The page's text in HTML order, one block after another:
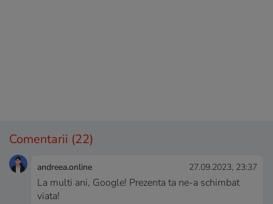
Comentarii (22)
andreea.online 27.09.2023, 23:37
La multi ani, Google! Prezenta ta ne-a schimbat
viata!